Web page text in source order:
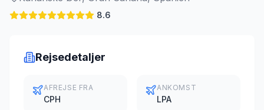
8.6
Rejsedetaljer
AFREJSE FRA
CPH
ANKOMST
LPA